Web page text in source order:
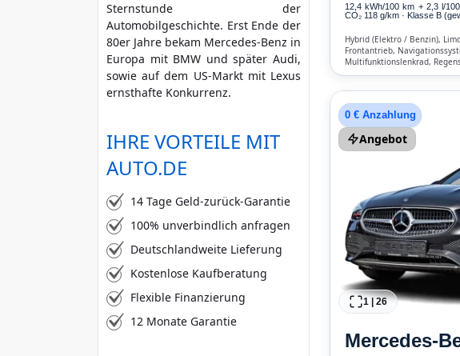
Sternstunde der
Automobilgeschichte. Erst Ende der
80er Jahre bekam Mercedes-Benz in
Europa mit BMW und später Audi,
sowie auf dem US-Markt mit Lexus
ernsthafte Konkurrenz.
IHRE VORTEILE MIT
AUTO.DE
14 Tage Geld-zurück-Garantie
100% unverbindlich anfragen
Deutschlandweite Lieferung
Kostenlose Kaufberatung
Flexible Finanzierung
12 Monate Garantie
12,4 kWh/100 km + 2,3 l/
CO₂ 118 g/km · Klasse B
Hybrid (Elektro / Benzin),
Frontantrieb,
Multifunktionslenkrad,
Airbags
0 € Anzahlung
Angebot
1 26
Mercedes-